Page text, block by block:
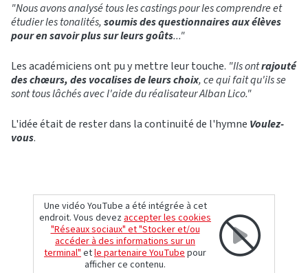
"Nous avons analysé tous les castings pour les comprendre et
étudier les tonalités,soumis des questionnaires aux élèves
pour en savoir plus sur leurs goûts..."
Les académiciens ont pu y mettre leur touche. "Ils ontrajouté
des chœurs, des vocalises de leurs choix, ce qui fait qu'ils se
sont tous lâchés avec l'aide du réalisateur Alban Lico."
L'idée était de rester dans la continuité de l'hymne Voulez-
vous.
Une vidéo YouTube a été intégrée à cet
endroit. Vous devezaccepter les cookies
"Réseaux sociaux" et "Stocker et/ou
accéder à des informations sur un
terminal"etle partenaire YouTubepour
afficher ce contenu.